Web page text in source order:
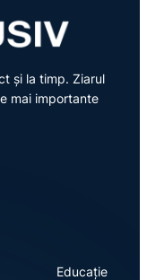
și la timp. Ziarul
mai importante
Educație